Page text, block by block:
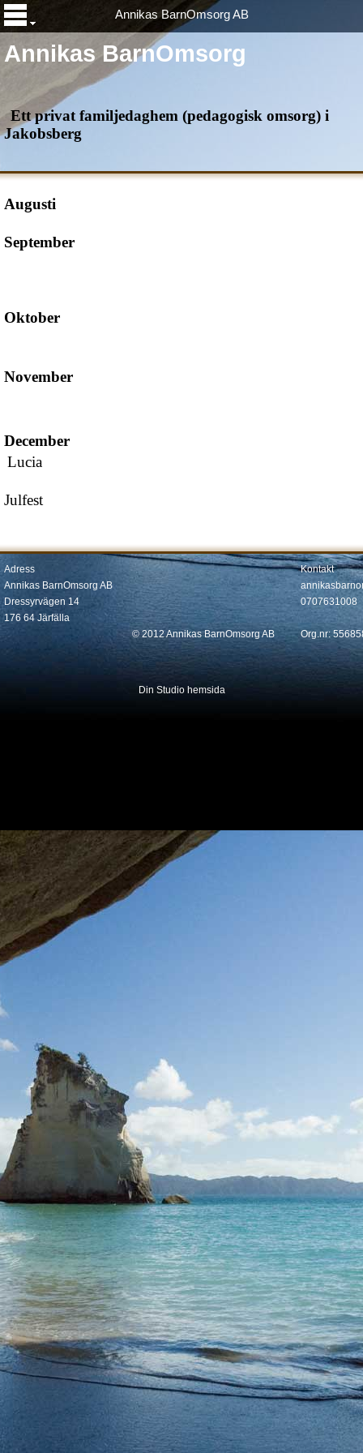
Annikas BarnOmsorg
Ett privat familjedaghem (pedagogisk omsorg) i
Jakobsberg
Annikas BarnOmsorg AB
Augusti
September
Oktober
November
December
Lucia
Julfest
Adress
Kontakt
Annikas BarnOmsorg AB
Dressyrvägen 14
0707631008
176 64 Järfälla
© 2012 Annikas BarnOmsorg AB
Org.nr:
Din Studio hemsida